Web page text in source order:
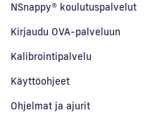
NSnappy® koulutuspalvelut
Kirjaudu OVA-palveluun
Kalibrointipalvelu
Käyttöohjeet
Ohjelmat ja ajurit